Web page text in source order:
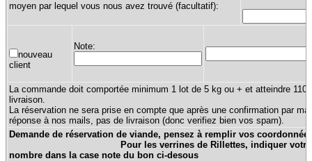
moyen par lequel vous nous avez trouvé (facultatif):
nouveau
client
Note:
La commande doit comportée minimum 1 lot de 5 kg ou + et atteindre 110
livraison.
La réservation ne sera prise en compte que après une confirmation par
réponse à nos mails, pas de livraison (donc verifiez bien vos spam).
Demande de réservation de viande, pensez à remplir vos
Pour les verrines de Rillettes, indiquer votre
nombre dans la case note du bon ci-desous